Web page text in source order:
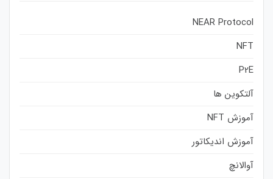
NEAR Protocol
NFT
P2E
آلتکوین ها
آموزش NFT
آموزش اندیکاتور
آوالانچ